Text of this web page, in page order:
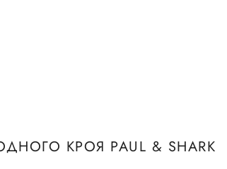
КРОЯ PAUL & SHARK